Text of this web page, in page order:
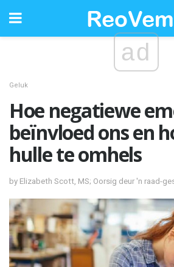
ad
Geluk
Hoe negatiewe
beïnvloed ons en
hulle te omhels
by Elizabeth Scott, MS; Oorsig deur 'n raad-